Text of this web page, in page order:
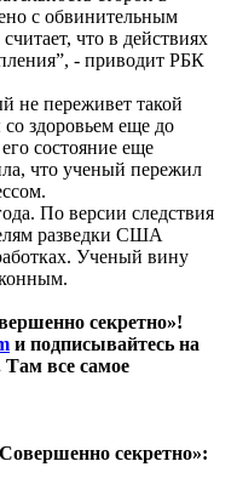
с обвинительным
что в действиях
- приводит РБК
не переживет такой
здоровьем еще до
состояние еще
что ученый пережил
По версии следствия
разведки США
Ученый вину
секретно»!
и подписывайтесь на
Там все самое
секретно»: